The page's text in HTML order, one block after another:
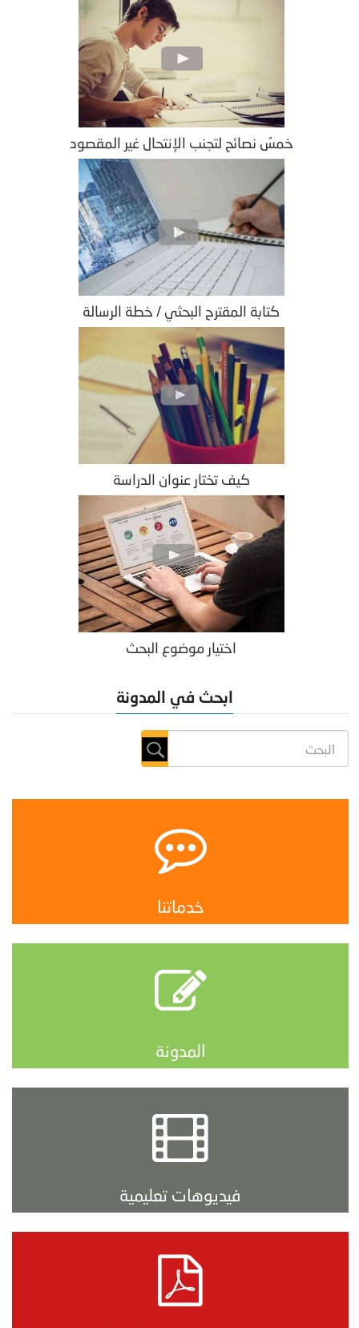
خمسُ نصائح لتجنب الإنتحال غير المقصود
كتابة المقترح البحثي / خطة الرسالة
كيف تختار عنوان الدراسة
اختيار موضوع البحث
ابحث في المدونة
خدماتنا
المدونة
فيديوهات تعليمية